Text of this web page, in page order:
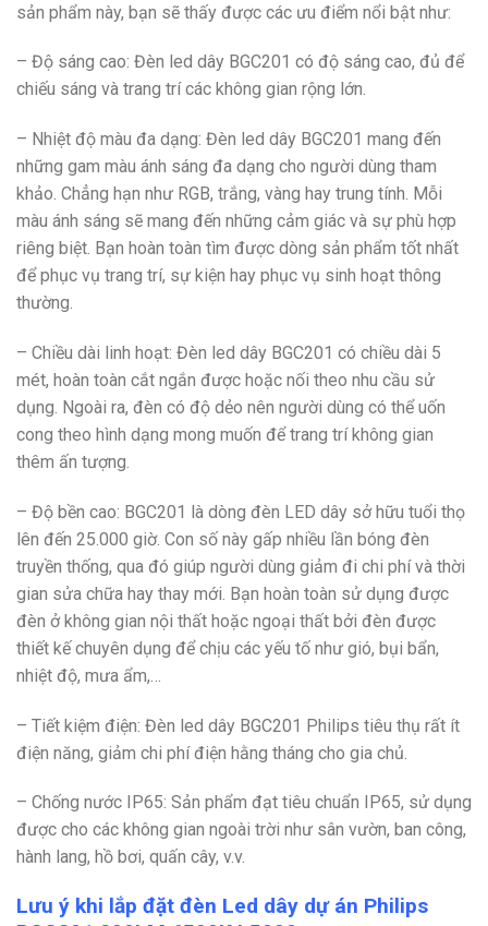
sản phẩm này, bạn sẽ thấy được các ưu điểm nổi bật như:
– Độ sáng cao: Đèn led dây BGC201 có độ sáng cao, đủ để
chiếu sáng và trang trí các không gian rộng lớn.
– Nhiệt độ màu đa dạng: Đèn led dây BGC201 mang đến
những gam màu ánh sáng đa dạng cho người dùng tham
khảo. Chẳng hạn như RGB, trắng, vàng hay trung tính. Mỗi
màu ánh sáng sẽ mang đến những cảm giác và sự phù hợp
riêng biệt. Bạn hoàn toàn tìm được dòng sản phẩm tốt nhất
để phục vụ trang trí, sự kiện hay phục vụ sinh hoạt thông
thường.
– Chiều dài linh hoạt: Đèn led dây BGC201 có chiều dài 5
mét, hoàn toàn cắt ngắn được hoặc nối theo nhu cầu sử
dụng. Ngoài ra, đèn có độ dẻo nên người dùng có thể uốn
cong theo hình dạng mong muốn để trang trí không gian
thêm ấn tượng.
– Độ bền cao: BGC201 là dòng đèn LED dây sở hữu tuổi thọ
lên đến 25.000 giờ. Con số này gấp nhiều lần bóng đèn
truyền thống, qua đó giúp người dùng giảm đi chi phí và thời
gian sửa chữa hay thay mới. Bạn hoàn toàn sử dụng được
đèn ở không gian nội thất hoặc ngoại thất bởi đèn được
thiết kế chuyên dụng để chịu các yếu tố như gió, bụi bẩn,
nhiệt độ, mưa ẩm,…
– Tiết kiệm điện: Đèn led dây BGC201 Philips tiêu thụ rất ít
điện năng, giảm chi phí điện hằng tháng cho gia chủ.
– Chống nước IP65: Sản phẩm đạt tiêu chuẩn IP65, sử dụng
được cho các không gian ngoài trời như sân vườn, ban công,
hành lang, hồ bơi, quấn cây, v.v.
Lưu ý khi lắp đặt đèn Led dây dự án Philips